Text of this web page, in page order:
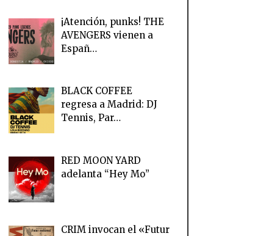
¡Atención, punks! THE
AVENGERS vienen a
Españ…
BLACK COFFEE
regresa a Madrid: DJ
Tennis, Par…
RED MOON YARD
adelanta “Hey Mo”
CRIM invocan el «Futur